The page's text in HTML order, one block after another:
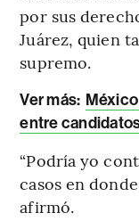
por sus
Juárez, quien
supremo.
Ver más:
entre
“Podría yo
casos en
afirmó.